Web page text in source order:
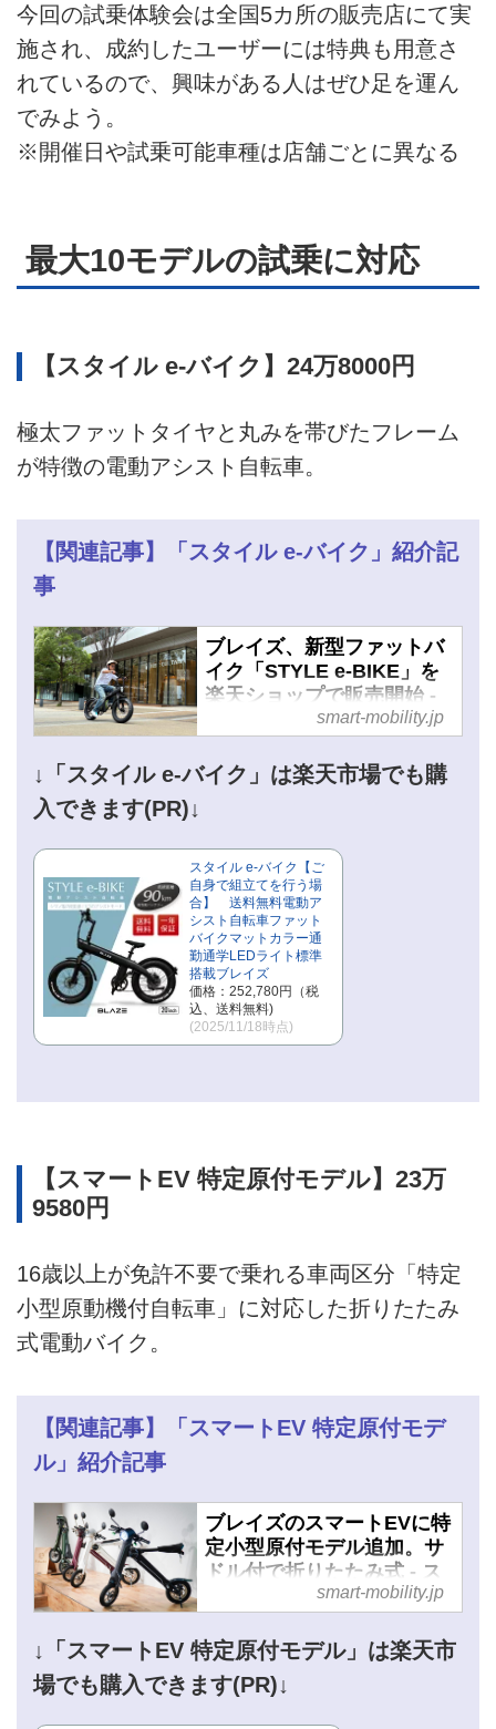
今回の試乗体験会は全国5カ所の販売店にて実
施され、成約したユーザーには特典も用意さ
れているので、興味がある人はぜひ足を運ん
でみよう。
※開催日や試乗可能車種は店舗ごとに異なる
最大10モデルの試乗に対応
【スタイル e-バイク】24万8000円
極太ファットタイヤと丸みを帯びたフレーム
が特徴の電動アシスト自転車。
【関連記事】「スタイル e-バイク」紹介記
事
ブレイズ、新型ファットバ
イク「STYLE e-BIKE」を
楽天ショップで販売開始 -
スマートモビリティJP
smart-mobility.jp
↓「スタイル e-バイク」は楽天市場でも購
入できます(PR)↓
スタイル e-バイク【ご
自身で組立てを行う場
合】 送料無料電動ア
シスト自転車ファット
バイクマットカラー通
勤通学LEDライト標準
搭載ブレイズ
価格：252,780円（税
込、送料無料)
(2025/11/18時点)
【スマートEV 特定原付モデル】23万
9580円
16歳以上が免許不要で乗れる車両区分「特定
小型原動機付自転車」に対応した折りたたみ
式電動バイク。
【関連記事】「スマートEV 特定原付モデ
ル」紹介記事
ブレイズのスマートEVに特
定小型原付モデル追加。サ
ドル付で折りたたみ式 - ス
マートモビリティJP
smart-mobility.jp
↓「スマートEV 特定原付モデル」は楽天市
場でも購入できます(PR)↓